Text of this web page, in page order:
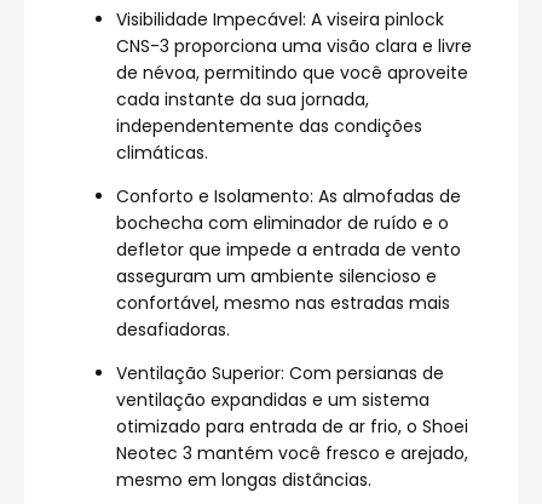
Visibilidade Impecável: A viseira pinlock
CNS-3 proporciona uma visão clara e livre
de névoa, permitindo que você aproveite
cada instante da sua jornada,
independentemente das condições
climáticas.
Conforto e Isolamento: As almofadas de
bochecha com eliminador de ruído e o
defletor que impede a entrada de vento
asseguram um ambiente silencioso e
confortável, mesmo nas estradas mais
desafiadoras.
Ventilação Superior: Com persianas de
ventilação expandidas e um sistema
otimizado para entrada de ar frio, o Shoei
Neotec 3 mantém você fresco e arejado,
mesmo em longas distâncias.